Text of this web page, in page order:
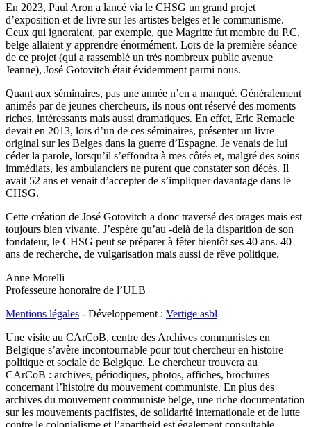
En 2023, Paul Aron a lancé via le CHSG un grand projet
d’exposition et de livre sur les artistes belges et le communisme.
Ceux qui ignoraient, par exemple, que Magritte fut membre du P.C.
belge allaient y apprendre énormément. Lors de la première séance
de ce projet (qui a rassemblé un très nombreux public avenue
Jeanne), José Gotovitch était évidemment parmi nous.
Quant aux séminaires, pas une année n’en a manqué. Généralement
animés par de jeunes chercheurs, ils nous ont réservé des moments
riches, intéressants mais aussi dramatiques. En effet, Eric Remacle
devait en 2013, lors d’un de ces séminaires, présenter un livre
original sur les Belges dans la guerre d’Espagne. Je venais de lui
céder la parole, lorsqu’il s’effondra à mes côtés et, malgré des soins
immédiats, les ambulanciers ne purent que constater son décès. Il
avait 52 ans et venait d’accepter de s’impliquer davantage dans le
CHSG.
Cette création de José Gotovitch a donc traversé des orages mais est
toujours bien vivante. J’espère qu’au -delà de la disparition de son
fondateur, le CHSG peut se préparer à fêter bientôt ses 40 ans. 40
ans de recherche, de vulgarisation mais aussi de rêve politique.
Anne Morelli
Professeure honoraire de l’ULB
Mentions légales - Développement : Vertige asbl
Une visite au CArCoB, centre des Archives communistes en
Belgique s’avère incontournable pour tout chercheur en histoire
politique et sociale de Belgique. Le chercheur trouvera au
CArCoB : archives, périodiques, photos, affiches, brochures
concernant l’histoire du mouvement communiste. En plus des
archives du mouvement communiste belge, une riche documentation
sur les mouvements pacifistes, de solidarité internationale et de lutte
contre le colonialisme et l’apartheid est également consultable.